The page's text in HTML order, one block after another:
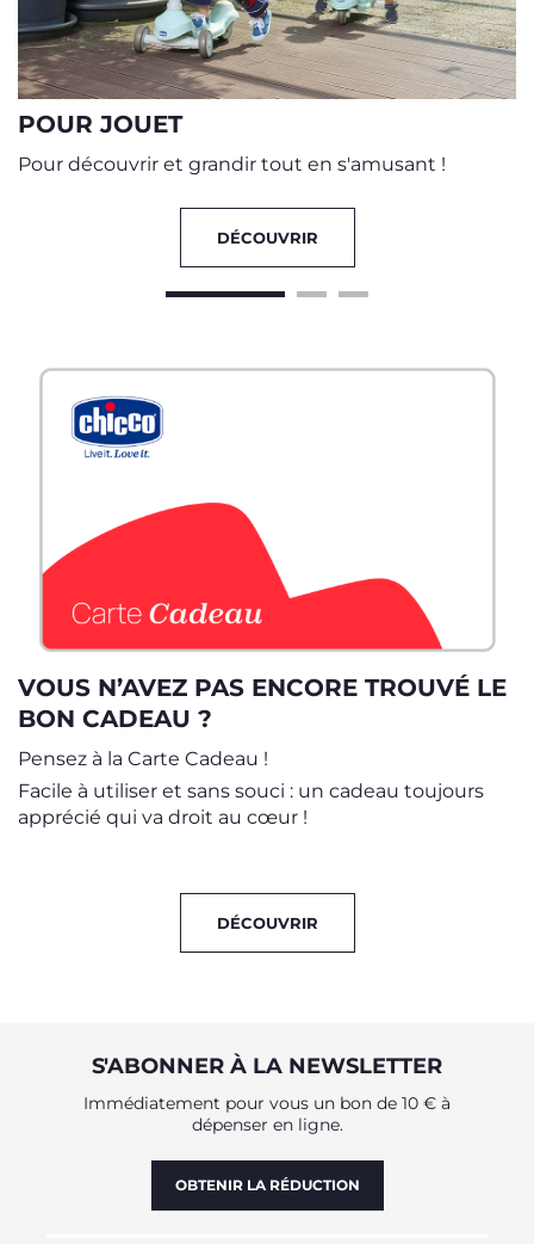
POUR JOUET
Pour découvrir et grandir tout en s'amusant !
DÉCOUVRIR
VOUS N’AVEZ PAS ENCORE TROUVÉ LE
BON CADEAU ?
Pensez à la Carte Cadeau !
Facile à utiliser et sans souci : un cadeau toujours
apprécié qui va droit au cœur !
DÉCOUVRIR
S'ABONNER À LA NEWSLETTER
Immédiatement pour vous un bon de 10 € à
dépenser en ligne.
OBTENIR LA RÉDUCTION